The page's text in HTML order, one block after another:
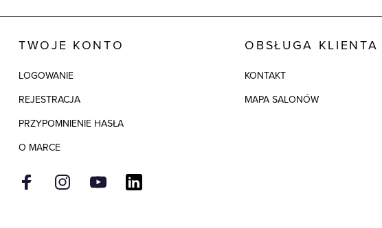
TWOJE KONTO
LOGOWANIE
REJESTRACJA
PRZYPOMNIENIE HASŁA
O MARCE
OBSŁUGA KLIENTA
KONTAKT
MAPA SALONÓW